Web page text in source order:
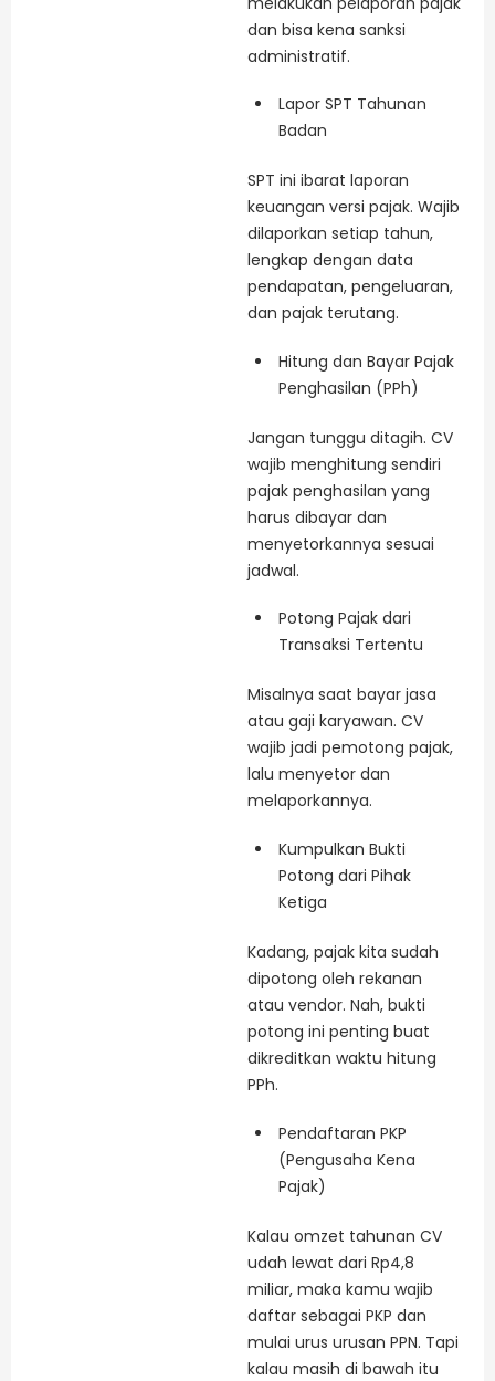
dan bisa kena sanksi
administratif.
Lapor SPT Tahunan
Badan
SPT ini ibarat laporan
keuangan versi pajak. Wajib
dilaporkan setiap tahun,
lengkap dengan data
pendapatan, pengeluaran,
dan pajak terutang.
Hitung dan Bayar Pajak
Penghasilan (PPh)
Jangan tunggu ditagih. CV
wajib menghitung sendiri
pajak penghasilan yang
harus dibayar dan
menyetorkannya sesuai
jadwal.
Potong Pajak dari
Transaksi Tertentu
Misalnya saat bayar jasa
atau gaji karyawan. CV
wajib jadi pemotong pajak,
lalu menyetor dan
melaporkannya.
Kumpulkan Bukti
Potong dari Pihak
Ketiga
Kadang, pajak kita sudah
dipotong oleh rekanan
atau vendor. Nah, bukti
potong ini penting buat
dikreditkan waktu hitung
PPh.
Pendaftaran PKP
(Pengusaha Kena
Pajak)
Kalau omzet tahunan CV
udah lewat dari Rp4,8
miliar, maka kamu wajib
daftar sebagai PKP dan
mulai urus urusan PPN. Tapi
kalau masih di bawah itu